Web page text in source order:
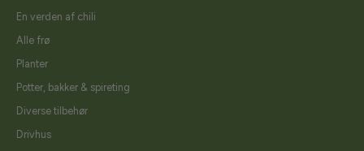
En verden af chili
Alle frø
Planter
Potter, bakker & spireting
Diverse tilbehør
Drivhus